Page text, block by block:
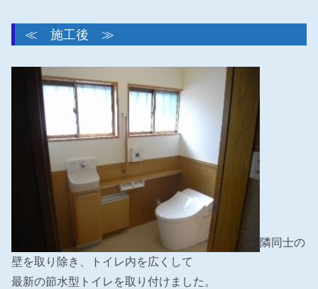
≪ 施工後 ≫
隣同士の
壁を取り除き、トイレ内を広くして
最新の節水型トイレを取り付けました。